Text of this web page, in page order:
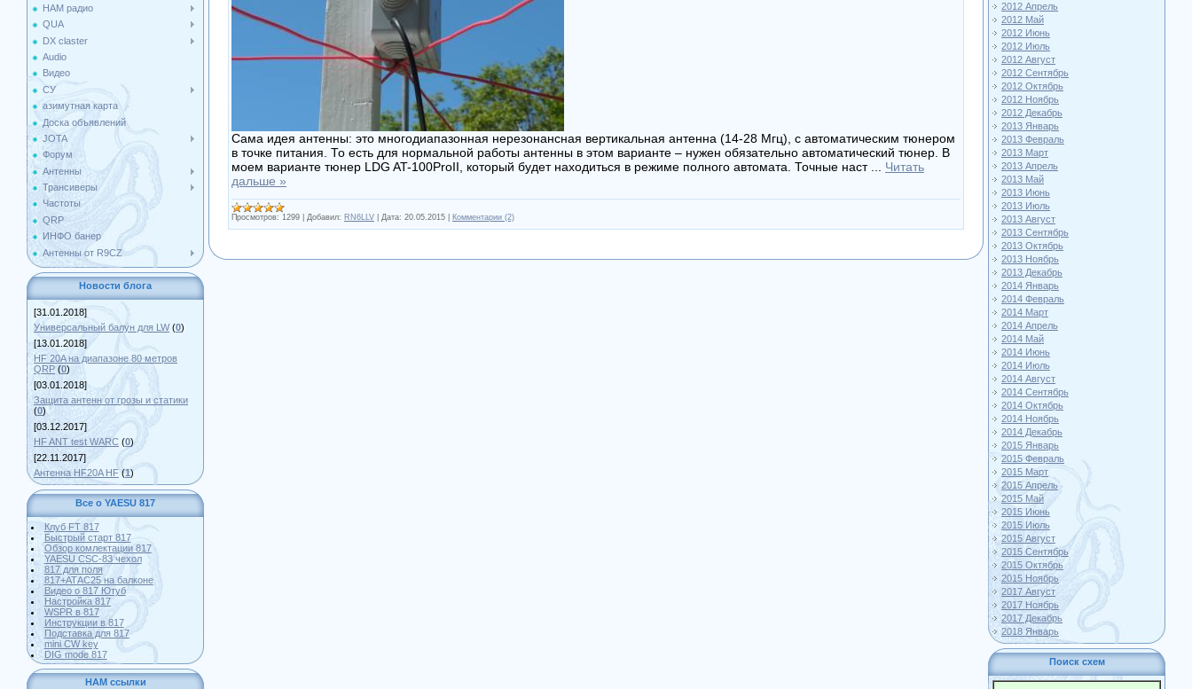
HAM радио
QUA
DX claster
Audio
Видео
СУ
азимутная карта
Доска объявлений
JOTA
Форум
Антенны
Трансиверы
Частоты
QRP
ИНФО банер
Антенны от R9CZ
Новости блога
[31.01.2018]
Универсальный балун для LW (0)
[13.01.2018]
HF 20A на диапазоне 80 метров
QRP (0)
[03.01.2018]
Защита антенн от грозы и статики
(0)
[03.12.2017]
HF ANT test WARC (0)
[22.11.2017]
Антенна HF20A HF (1)
Все о YAESU 817
Клуб FT 817
Быстрый старт 817
Обзор комлектации 817
YAESU CSC-83 чехол
817 для поля
817+АТАС25 на балконе
Видео о 817 Ютуб
Настройка 817
WSPR в 817
Инструкции в 817
Подставка для 817
mini CW key
DIG mode 817
HAM ссылки
Сама идея антенны: это многодиапазонная нерезонансная вертикальная антенна (14-28 Мгц), с автоматическим тюнером
в точке питания. То есть для нормальной работы антенны в этом варианте – нужен обязательно автоматический тюнер. В
моем варианте тюнер LDG AT-100ProII, который будет находиться в режиме полного автомата. Точные наст
Читать
дальше »
Просмотров: 1299 Добавил: RN6LLV Дата: 20.05.2015 Комментарии (2)
2012 Апрель
2012 Май
2012 Июнь
2012 Июль
2012 Август
2012 Сентябрь
2012 Октябрь
2012 Ноябрь
2012 Декабрь
2013 Январь
2013 Февраль
2013 Март
2013 Апрель
2013 Май
2013 Июнь
2013 Июль
2013 Август
2013 Сентябрь
2013 Октябрь
2013 Ноябрь
2013 Декабрь
2014 Январь
2014 Февраль
2014 Март
2014 Апрель
2014 Май
2014 Июнь
2014 Июль
2014 Август
2014 Сентябрь
2014 Октябрь
2014 Ноябрь
2014 Декабрь
2015 Январь
2015 Февраль
2015 Март
2015 Апрель
2015 Май
2015 Июнь
2015 Июль
2015 Август
2015 Сентябрь
2015 Октябрь
2015 Ноябрь
2017 Август
2017 Ноябрь
2017 Декабрь
2018 Январь
Поиск схем